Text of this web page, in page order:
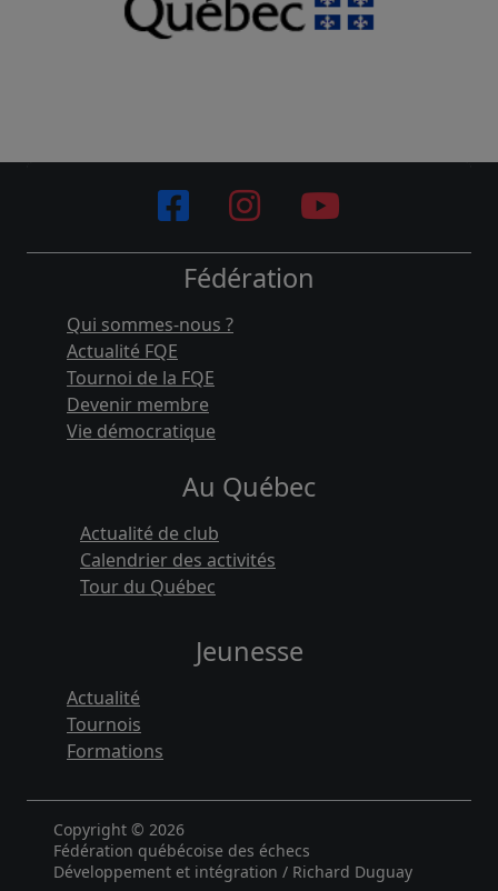
Fédération
Qui sommes-nous ?
Actualité FQE
Tournoi de la FQE
Devenir membre
Vie démocratique
Au Québec
Actualité de club
Calendrier des activités
Tour du Québec
Jeunesse
Actualité
Tournois
Formations
Copyright © 2026
Fédération québécoise des échecs
Développement et intégration / Richard Duguay